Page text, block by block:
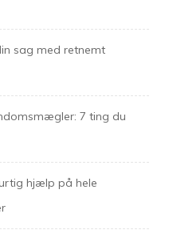
sag med retnemt
7 ting du
hjælp på hele